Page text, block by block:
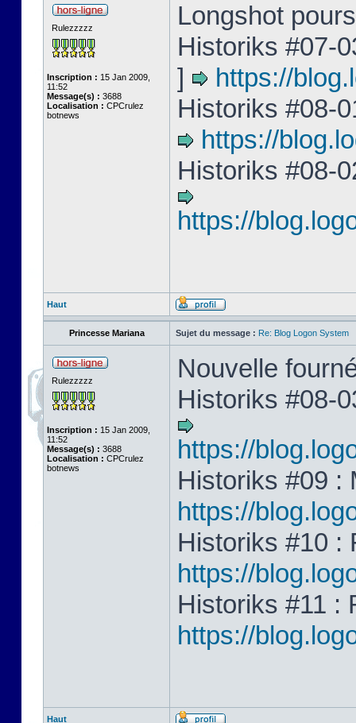
Rulezzzzz
Inscription : 15 Jan 2009,
11:52
Message(s) : 3688
Localisation : CPCrulez
botnews
Longshot
Historiks #07-
]
https://
Historiks #08-
https://
Historiks #08-
https://
Haut
Princesse Mariana Sujet du message : Re: Blog Logon System
Rulezzzzz
Inscription : 15 Jan 2009,
11:52
Message(s) : 3688
Localisation : CPCrulez
botnews
Nouvelle
Historiks #08-
https://
Historiks #09 :
https://
Historiks #10 :
https://
Historiks #11 :
https://
Haut